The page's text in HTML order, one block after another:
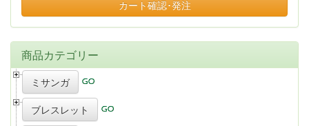
カート確認･発注
商品カテゴリー
ミサンガ
ブレスレット